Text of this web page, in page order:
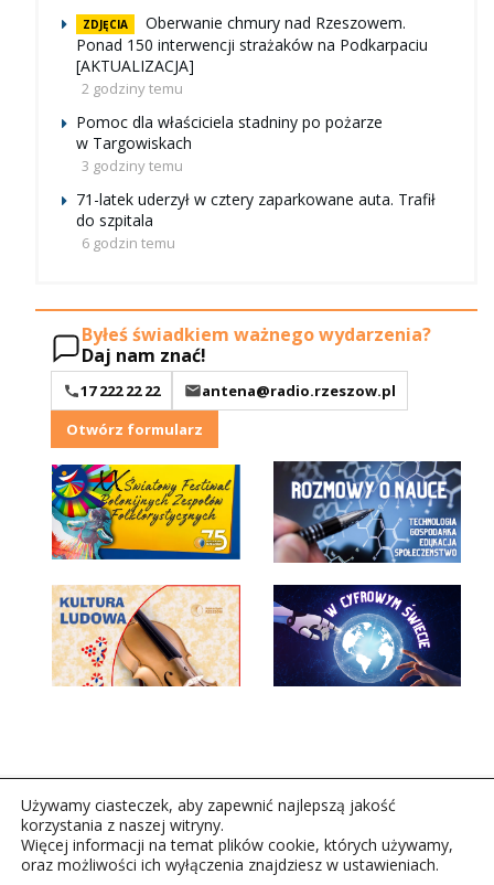
ZDJĘCIA
Oberwanie chmury nad Rzeszowem.
Ponad 150 interwencji strażaków na Podkarpaciu
[AKTUALIZACJA]
2 godziny temu
Pomoc dla właściciela stadniny po pożarze
w Targowiskach
3 godziny temu
71-latek uderzył w cztery zaparkowane auta. Trafił
do szpitala
6 godzin temu
Byłeś świadkiem ważnego wydarzenia?
Daj nam znać!
17 222 22 22
antena@radio.rzeszow.pl
Otwórz formularz
Copyright © 2026Polskie Radio Rzeszów S.A. w likwidacj.
Używamy ciasteczek, aby zapewnić najlepszą jakość
korzystania z naszej witryny.
Więcej informacji na temat plików cookie, których używamy,
oraz możliwości ich wyłączenia znajdziesz w ustawieniach.